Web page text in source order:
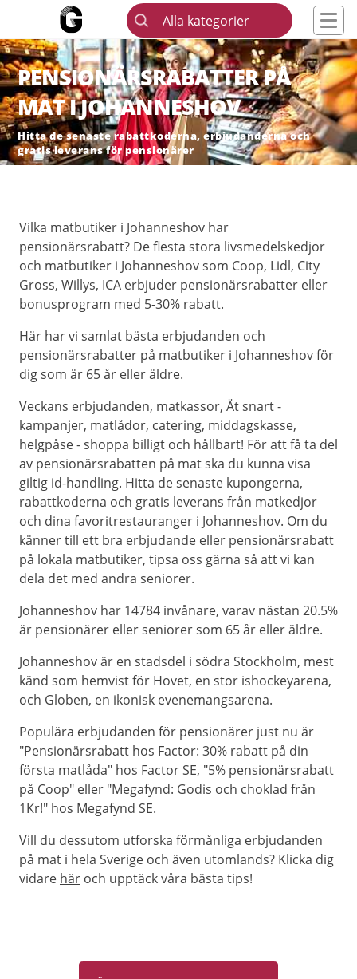
Alla kategorier
PENSIONÄRSRABATTER PÅ
MAT I JOHANNESHOV
Hitta de senaste rabattkoderna, erbjudanderna och
gratis leverans för pensionärer
Vilka matbutiker i Johanneshov har
pensionärsrabatt? De flesta stora livsmedelskedjor
och matbutiker i Johanneshov som Coop, Lidl, City
Gross, Willys, ICA erbjuder pensionärsrabatter eller
bonusprogram med 5-30% rabatt.
Här har vi samlat bästa erbjudanden och
pensionärsrabatter på matbutiker i Johanneshov för
dig som är 65 år eller äldre.
Veckans erbjudanden, matkassor, Ät snart -
kampanjer, matlådor, catering, middagskasse,
helgpåse - shoppa billigt och hållbart! För att få ta del
av pensionärsrabatten på mat ska du kunna visa
giltig id-handling. Hitta de senaste kupongerna,
rabattkoderna och gratis leverans från matkedjor
och dina favoritrestauranger i Johanneshov. Om du
känner till ett bra erbjudande eller pensionärsrabatt
på lokala matbutiker, tipsa oss gärna så att vi kan
dela det med andra seniorer.
Johanneshov har 14784 invånare, varav nästan 20.5%
är pensionärer eller seniorer som 65 år eller äldre.
Johanneshov är en stadsdel i södra Stockholm, mest
känd som hemvist för Hovet, en stor ishockeyarena,
och Globen, en ikonisk evenemangsarena.
Populära erbjudanden för pensionärer just nu är
"Pensionärsrabatt hos Factor: 30% rabatt på din
första matlåda" hos Factor SE, "5% pensionärsrabatt
på Coop" eller "Megafynd: Godis och choklad från
1Kr!" hos Megafynd SE.
Vill du dessutom utforska förmånliga erbjudanden
på mat i hela Sverige och även utomlands? Klicka dig
vidare här och upptäck våra bästa tips!